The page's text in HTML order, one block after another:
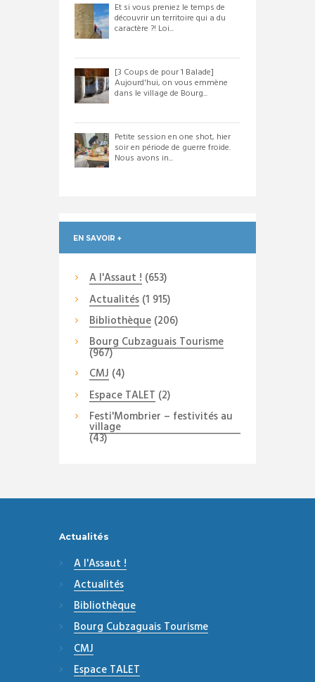
Et si vous preniez le temps de
découvrir un territoire qui a du
caractère ?! Loi...
[3 Coups de pour 1 Balade]
Aujourd'hui, on vous emmène
dans le village de Bourg...
Petite session en one shot, hier
soir en période de guerre froide.
Nous avons in...
EN SAVOIR +
A l'Assaut ! (653)
Actualités(1 915)
Bibliothèque(206)
Bourg Cubzaguais Tourisme
(967)
CMJ (4)
Espace TALET (2)
Festi'Mombrier – festivités au
village
(43)
Actualités
A l'Assaut !
Actualités
Bibliothèque
Bourg Cubzaguais Tourisme
CMJ
Espace TALET